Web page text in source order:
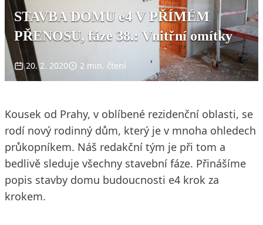
STAVBA DOMU e4 V PŘÍMÉM
PŘENOSU, fáze 38.: Vnitřní omítky
20. 2. 2020 2 min. čtení
Kousek od Prahy, v oblíbené rezidenční oblasti, se
rodí nový rodinný dům, který je v mnoha ohledech
průkopníkem. Náš redakční tým je při tom a
bedlivě sleduje všechny stavební fáze. Přinášíme
popis stavby domu budoucnosti e4 krok za
krokem.